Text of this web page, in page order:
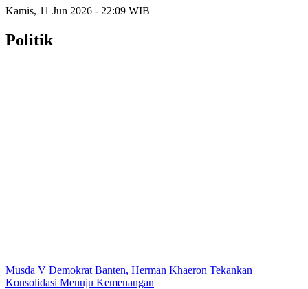
Kamis, 11 Jun 2026 - 22:09 WIB
Politik
Musda V Demokrat Banten, Herman Khaeron Tekankan
Konsolidasi Menuju Kemenangan